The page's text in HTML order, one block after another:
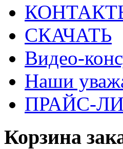
СКАЧАТЬ
Видео-
Наши
ПРАЙС-
Корзина